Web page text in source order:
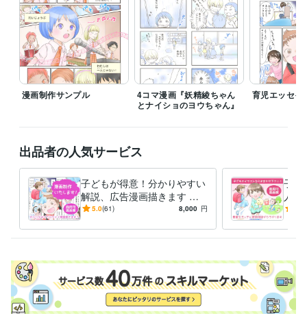
得意分野
イラスト作成・漫画制作
育児漫画、子供向けイラスト、児童書挿絵
癒し系、ふんわりやわらか絵本風イラスト
絵本 子育て 育児 エッセイ 動物 ペット 挿絵
ふんわり
癒し系
漫画
漫画制作サンプル
4コマ漫画『妖精綾ちゃん
とナイショのヨウちゃん』
育児エッセイ
出品者の人気サービス
子どもが得意！分かりやすい
解説、広告漫画描きます 親
しみやすい優しいタッチで
利用可
5.0(61) 8,000 円
子ど
人
児書
利用